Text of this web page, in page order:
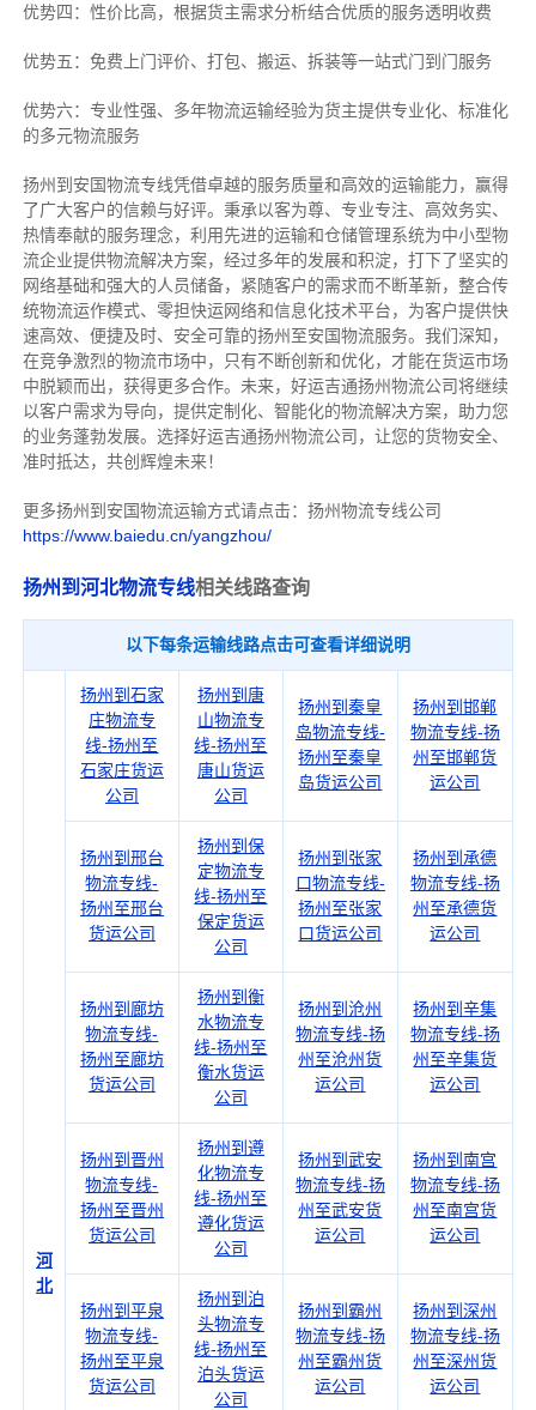
优势四：性价比高，根据货主需求分析结合优质的服务透明收费
优势五：免费上门评价、打包、搬运、拆装等一站式门到门服务
优势六：专业性强、多年物流运输经验为货主提供专业化、标准化
的多元物流服务
扬州到安国物流专线凭借卓越的服务质量和高效的运输能力，赢得
了广大客户的信赖与好评。 秉承以客为尊、专业专注、高效务实、
热情奉献的服务理念，利用先进的运输和仓储管理系统为中小型物
流企业提供物流解决方案，经过多年的发展和积淀，打下了坚实的
网络基础和强大的人员储备，紧随客户的需求而不断革新，整合传
统物流运作模式、零担快运网络和信息化技术平台，为客户提供快
速高效、便捷及时、安全可靠的扬州至安国物流服务。 我们深知，
在竞争激烈的物流市场中，只有不断创新和优化，才能在货运市场
中脱颖而出，获得更多合作。 未来，好运吉通扬州物流公司将继续
以客户需求为导向，提供定制化、智能化的物流解决方案，助力您
的业务蓬勃发展。选择好运吉通扬州物流公司，让您的货物安全、
准时抵达，共创辉煌未来！
更多扬州到安国物流运输方式请点击：扬州物流专线公司
https://www.baiedu.cn/yangzhou/
扬州到河北物流专线相关线路查询
以下每条运输线路点击可查看详细说明
河
北
扬州到石家
庄物流专
线-扬州至
石家庄货运
公司
扬州到唐
山物流专
线-扬州至
唐山货运
公司
扬州到秦皇
岛物流专线-
扬州至秦皇
岛货运公司
扬州到邯郸
物流专线-扬
州至邯郸货
运公司
扬州到邢台
物流专线-
扬州至邢台
货运公司
扬州到保
定物流专
线-扬州至
保定货运
公司
扬州到张家
口物流专线-
扬州至张家
口货运公司
扬州到承德
物流专线-扬
州至承德货
运公司
扬州到廊坊
物流专线-
扬州至廊坊
货运公司
扬州到衡
水物流专
线-扬州至
衡水货运
公司
扬州到沧州
物流专线-扬
州至沧州货
运公司
扬州到辛集
物流专线-扬
州至辛集货
运公司
扬州到晋州
物流专线-
扬州至晋州
货运公司
扬州到遵
化物流专
线-扬州至
遵化货运
公司
扬州到武安
物流专线-扬
州至武安货
运公司
扬州到南宫
物流专线-扬
州至南宫货
运公司
扬州到平泉
物流专线-
扬州至平泉
货运公司
扬州到泊
头物流专
线-扬州至
泊头货运
公司
扬州到霸州
物流专线-扬
州至霸州货
运公司
扬州到深州
物流专线-扬
州至深州货
运公司